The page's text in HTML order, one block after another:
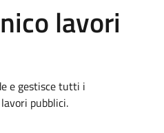
lavori
e gestisce tutti i
pubblici.